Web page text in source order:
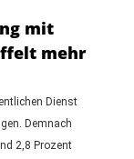
mit
mehr
Dienst
Demnach
2,8 Prozent